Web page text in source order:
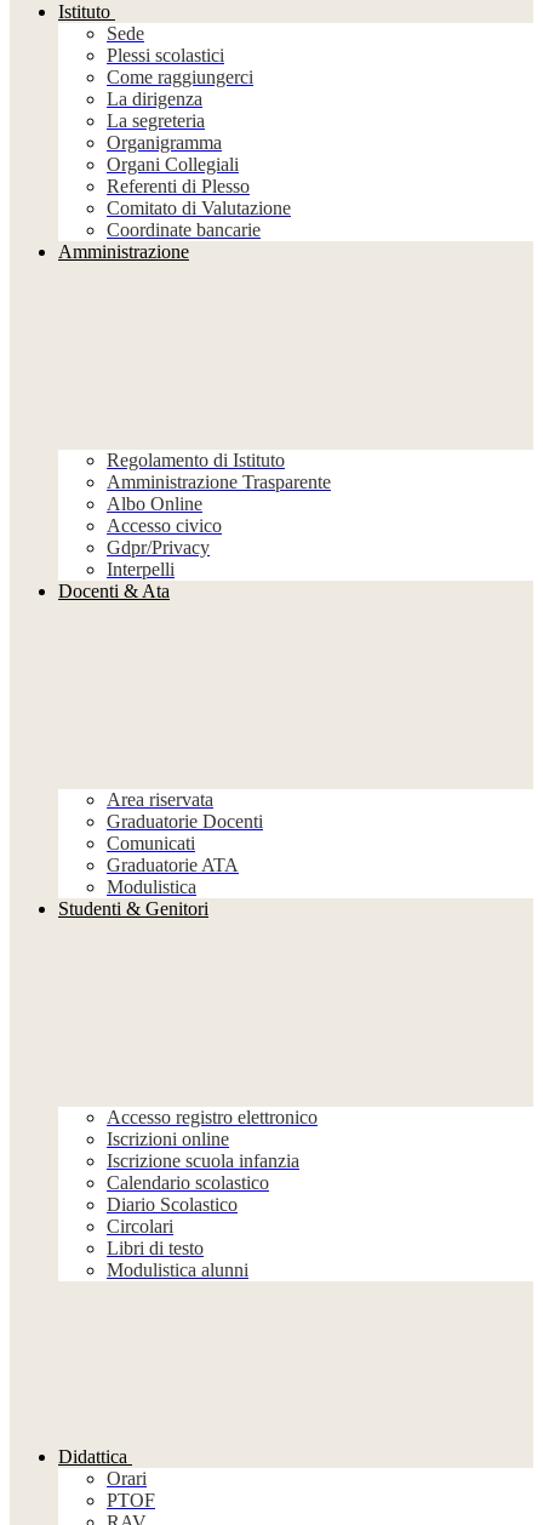
Istituto
Sede
Plessi scolastici
Come raggiungerci
La dirigenza
La segreteria
Organigramma
Organi Collegiali
Referenti di Plesso
Comitato di Valutazione
Coordinate bancarie
Amministrazione
Regolamento di Istituto
Amministrazione Trasparente
Albo Online
Accesso civico
Gdpr/Privacy
Interpelli
Docenti & Ata
Area riservata
Graduatorie Docenti
Comunicati
Graduatorie ATA
Modulistica
Studenti & Genitori
Accesso registro elettronico
Iscrizioni online
Iscrizione scuola infanzia
Calendario scolastico
Diario Scolastico
Circolari
Libri di testo
Modulistica alunni
Didattica
Orari
PTOF